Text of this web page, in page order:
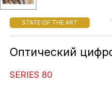
STATE OF THE ART
Оптический
SERIES 80